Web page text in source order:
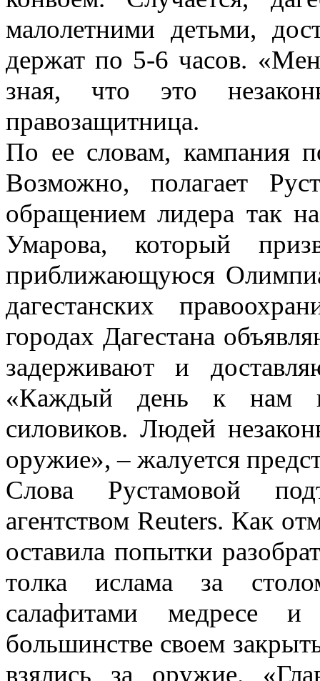
малолетними детьми,
держат по 5-6 часов.
зная, что это
правозащитница.
По ее словам, кампания
Возможно, полагает
обращением лидера так
Умарова, который
приближающуюся
дагестанских
городах Дагестана
задерживают и
«Каждый день к нам
силовиков. Людей
оружие», – жалуется
Слова Рустамовой
агентством Reuters. Как
оставила попытки
толка ислама за
салафитами медресе и
большинстве своем
взялись за оружие.